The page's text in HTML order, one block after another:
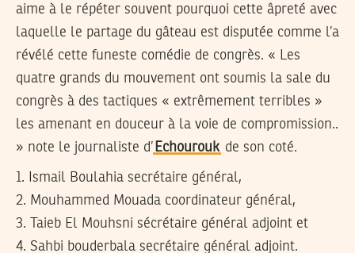
aime à le répéter souvent pourquoi cette âpreté avec
laquelle le partage du gâteau est disputée comme l’a
révélé cette funeste comédie de congrès. « Les
quatre grands du mouvement ont soumis la sale du
congrès à des tactiques « extrêmement terribles »
les amenant en douceur à la voie de compromission..
» note le journaliste d’ Echourouk de son coté.
1. Ismail Boulahia secrétaire général,
2. Mouhammed Mouada coordinateur général,
3. Taieb El Mouhsni sécrétaire général adjoint et
4. Sahbi bouderbala secrétaire général adjoint.